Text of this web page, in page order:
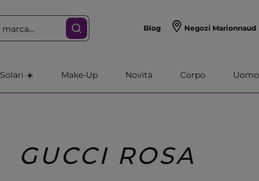
Blog Negozi Marionnaud
Solari ☀️ Make-Up Novità Corpo Uomo
GUCCI ROSA